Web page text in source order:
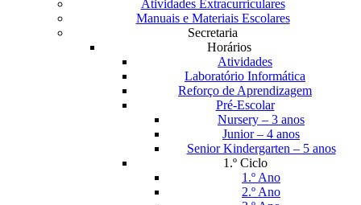
Atividades Extracurriculares
Manuais e Materiais Escolares
Secretaria
Horários
Atividades
Laboratório Informática
Reforço de Aprendizagem
Pré-Escolar
Nursery – 3 anos
Junior – 4 anos
Senior Kindergarten – 5 anos
1.º Ciclo
1.º Ano
2.º Ano